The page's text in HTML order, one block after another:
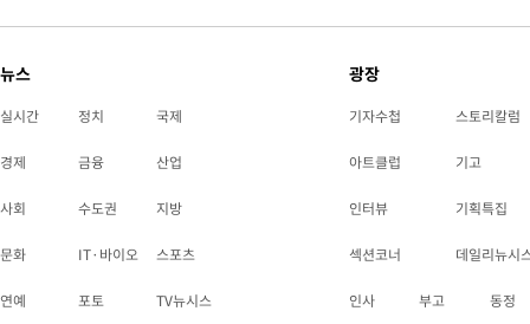
뉴스
실시간 정치 국제
경제 금융 산업
사회 수도권 지방
문화 IT·바이오 스포츠
연예 포토 TV뉴시스
광장
기자수첩 스토리칼럼
아트클럽 기고
인터뷰 기획특집
섹션코너 데일리뉴시
인사 부고 동정